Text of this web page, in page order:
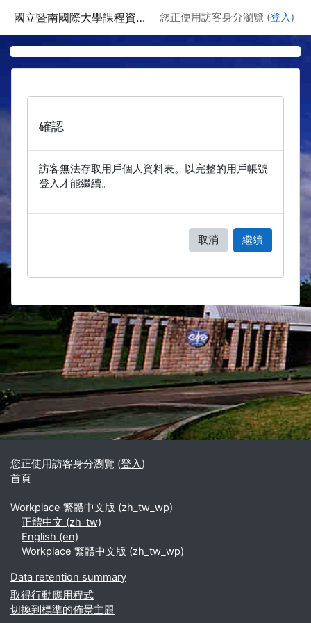
國立暨南國際大學課程資訊網 您正使用訪客身分瀏覽 (登入 )
確認
訪客無法存取用戶個人資料表。以完整的用戶帳號
登入才能繼續。
取消 繼續
區塊
補充內容區塊
您正使用訪客身分瀏覽 (登入)
首頁
Workplace 繁體中文版 ‎(zh_tw_wp)‎
正體中文 ‎(zh_tw)‎
English ‎(en)‎
Workplace 繁體中文版 ‎(zh_tw_wp)‎
Data retention summary
取得行動應用程式
切換到標準的佈景主題